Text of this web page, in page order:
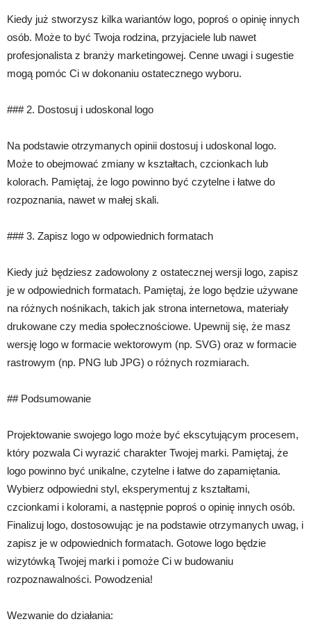
Kiedy już stworzysz kilka wariantów logo, poproś o opinię innych
osób. Może to być Twoja rodzina, przyjaciele lub nawet
profesjonalista z branży marketingowej. Cenne uwagi i sugestie
mogą pomóc Ci w dokonaniu ostatecznego wyboru.
### 2. Dostosuj i udoskonal logo
Na podstawie otrzymanych opinii dostosuj i udoskonal logo.
Może to obejmować zmiany w kształtach, czcionkach lub
kolorach. Pamiętaj, że logo powinno być czytelne i łatwe do
rozpoznania, nawet w małej skali.
### 3. Zapisz logo w odpowiednich formatach
Kiedy już będziesz zadowolony z ostatecznej wersji logo, zapisz
je w odpowiednich formatach. Pamiętaj, że logo będzie używane
na różnych nośnikach, takich jak strona internetowa, materiały
drukowane czy media społecznościowe. Upewnij się, że masz
wersję logo w formacie wektorowym (np. SVG) oraz w formacie
rastrowym (np. PNG lub JPG) o różnych rozmiarach.
## Podsumowanie
Projektowanie swojego logo może być ekscytującym procesem,
który pozwala Ci wyrazić charakter Twojej marki. Pamiętaj, że
logo powinno być unikalne, czytelne i łatwe do zapamiętania.
Wybierz odpowiedni styl, eksperymentuj z kształtami,
czcionkami i kolorami, a następnie poproś o opinię innych osób.
Finalizuj logo, dostosowując je na podstawie otrzymanych uwag, i
zapisz je w odpowiednich formatach. Gotowe logo będzie
wizytówką Twojej marki i pomoże Ci w budowaniu
rozpoznawalności. Powodzenia!
Wezwanie do działania: